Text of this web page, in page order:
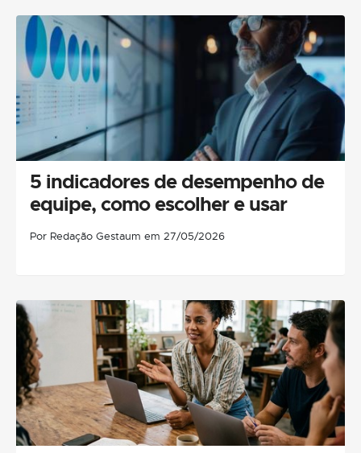
5 indicadores de desempenho de
equipe, como escolher e usar
Por Redação Gestaum em 27/05/2026